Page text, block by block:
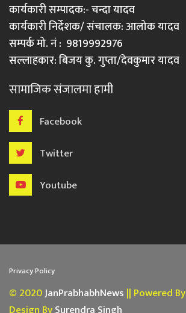
कार्यकारी सम्पादक:- चन्दा यादव
कार्यकारी निर्देशक/ संचालक: आलोक यादव
सम्पर्क मो. नं : 9819992976
सल्लाहकार: बिजय कु. गुप्ता/देवकुमार यादव
सामाजिक संजालमा हामी
Facebook
Twitter
Youtube
Privacy Policy
© 2020JanPrabhabhNews || Powered By